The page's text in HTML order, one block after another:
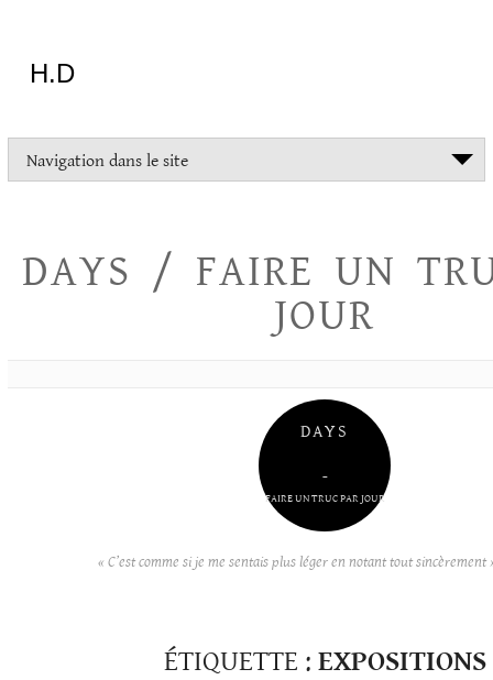
H.D
tout
essayer
Navigation dans le site
DAYS / FAIRE UN
JOUR
DAYS
–
FAIRE UN TRUC PAR JOUR
« C’est comme si je me sentais plus léger en notant tout sincèrement
ÉTIQUETTE : EXPOSITIONS